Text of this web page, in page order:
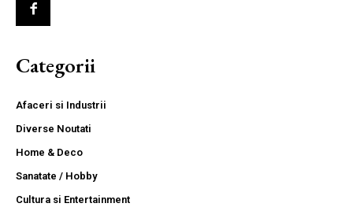
Categorii
Afaceri si Industrii
Diverse Noutati
Home & Deco
Sanatate / Hobby
Cultura si Entertainment